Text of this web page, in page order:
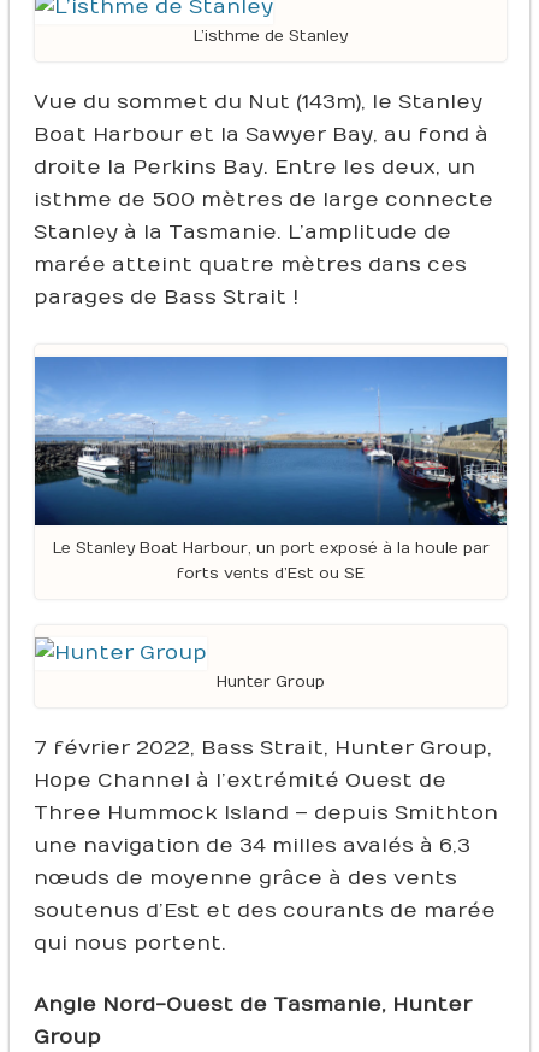
L’isthme de Stanley
Vue du sommet du Nut (143m), le Stanley
Boat Harbour et la Sawyer Bay, au fond à
droite la Perkins Bay. Entre les deux, un
isthme de 500 mètres de large connecte
Stanley à la Tasmanie. L’amplitude de
marée atteint quatre mètres dans ces
parages de Bass Strait !
Le Stanley Boat Harbour, un port exposé à la houle par
forts vents d’Est ou SE
Hunter Group
7 février 2022, Bass Strait, Hunter Group,
Hope Channel à l’extrémité Ouest de
Three Hummock Island – depuis Smithton
une navigation de 34 milles avalés à 6,3
nœuds de moyenne grâce à des vents
soutenus d’Est et des courants de marée
qui nous portent.
Angle Nord-Ouest de Tasmanie, Hunter
Group